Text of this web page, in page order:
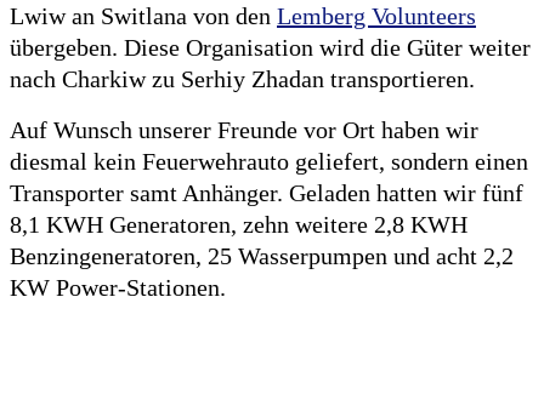
Lwiw an Switlana von den Lemberg Volunteers
übergeben. Diese Organisation wird die Güter weiter
nach Charkiw zu Serhiy Zhadan transportieren.
Auf Wunsch unserer Freunde vor Ort haben wir
diesmal kein Feuerwehrauto geliefert, sondern einen
Transporter samt Anhänger. Geladen hatten wir fünf
8,1 KWH Generatoren, zehn weitere 2,8 KWH
Benzingeneratoren, 25 Wasserpumpen und acht 2,2
KW Power-Stationen.